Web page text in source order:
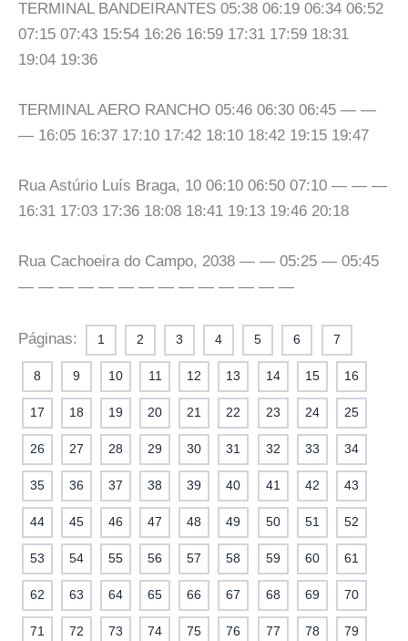
TERMINAL BANDEIRANTES 05:38 06:19 06:34 06:52
07:15 07:43 15:54 16:26 16:59 17:31 17:59 18:31
19:04 19:36
TERMINAL AERO RANCHO 05:46 06:30 06:45 — —
— 16:05 16:37 17:10 17:42 18:10 18:42 19:15 19:47
Rua Astúrio Luís Braga, 10 06:10 06:50 07:10 — — —
16:31 17:03 17:36 18:08 18:41 19:13 19:46 20:18
Rua Cachoeira do Campo, 2038 — — 05:25 — 05:45
— — — — — — — — — — — — — —
Páginas: 1 2 3 4 5 6 7
8 9 10 11 12 13 14 15 16
17 18 19 20 21 22 23 24 25
26 27 28 29 30 31 32 33 34
35 36 37 38 39 40 41 42 43
44 45 46 47 48 49 50 51 52
53 54 55 56 57 58 59 60 61
62 63 64 65 66 67 68 69 70
71 72 73 74 75 76 77 78 79